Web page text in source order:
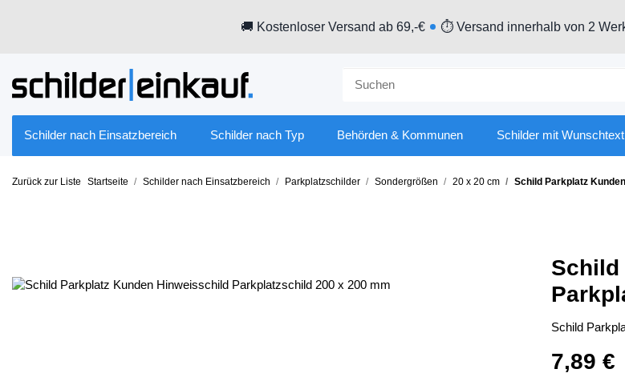
🚚 Kostenloser Versand ab 69,-€ ⏱ Versand innerhalb von 2
Schilder nach Einsatzbereich Schilder nach Typ Behörden & Kommunen Schilder mit Wunschtext
Zurück zur Liste Startseite Schilder nach Einsatzbereich Parkplatzschilder Sondergrößen 20 x 20 cm Schild Parkplatz
Schild
Schild
7,89 €